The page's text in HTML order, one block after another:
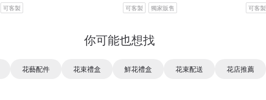
可客製 可客製 獨家販售 可客製
你可能也想找
花藝配件 花束禮盒 鮮花禮盒 花束配送 花店推薦